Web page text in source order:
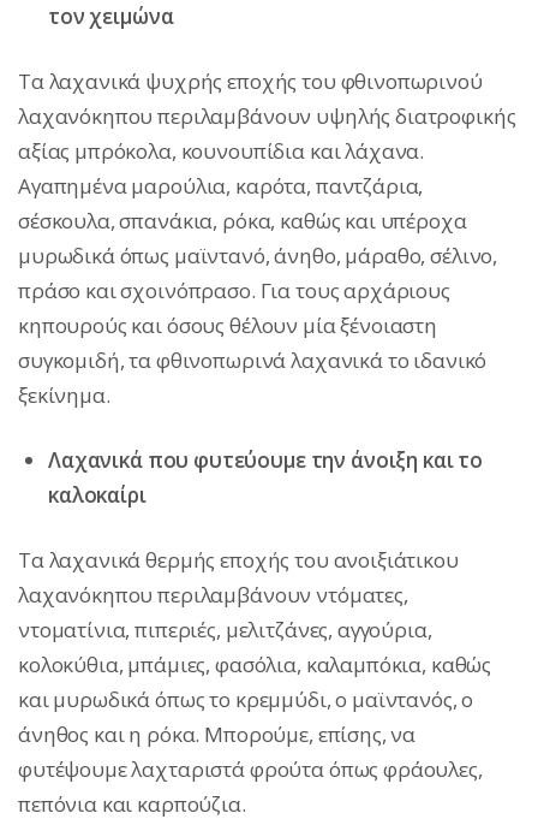
τον χειμώνα
Τα λαχανικά ψυχρής εποχής του φθινοπωρινού
λαχανόκηπου περιλαμβάνουν υψηλής διατροφικής
αξίας μπρόκολα, κουνουπίδια και λάχανα.
Αγαπημένα μαρούλια, καρότα, παντζάρια,
σέσκουλα, σπανάκια, ρόκα, καθώς και υπέροχα
μυρωδικά όπως μαϊντανό, άνηθο, μάραθο, σέλινο,
πράσο και σχοινόπρασο. Για τους αρχάριους
κηπουρούς και όσους θέλουν μία ξένοιαστη
συγκομιδή, τα φθινοπωρινά λαχανικά το ιδανικό
ξεκίνημα.
Λαχανικά που φυτεύουμε την άνοιξη και το
καλοκαίρι
Τα λαχανικά θερμής εποχής του ανοιξιάτικου
λαχανόκηπου περιλαμβάνουν ντόματες,
ντοματίνια, πιπεριές, μελιτζάνες, αγγούρια,
κολοκύθια, μπάμιες, φασόλια, καλαμπόκια, καθώς
και μυρωδικά όπως το κρεμμύδι, ο μαϊντανός, ο
άνηθος και η ρόκα. Μπορούμε, επίσης, να
φυτέψουμε λαχταριστά φρούτα όπως φράουλες,
πεπόνια και καρπούζια.